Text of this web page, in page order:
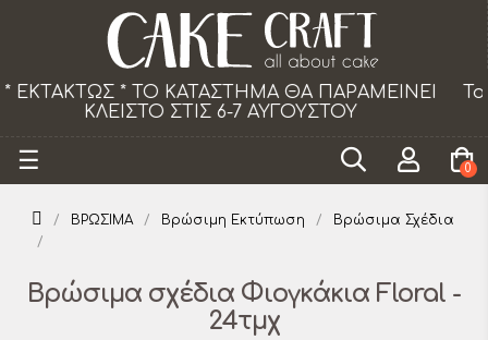
Το κατάστημα θα παραμείνει κλειστό τα
από 18/07 εως 29/08.
Toggle
navigation
☰ 0
ΒΡΩΣΙΜΑ Βρώσιμη Εκτύπωση Βρώσιμα Σχέδια
Βρώσιμα σχέδια Φιογκάκια Floral -
24τμχ